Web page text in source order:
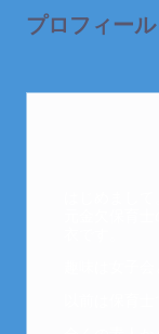
プロフィール